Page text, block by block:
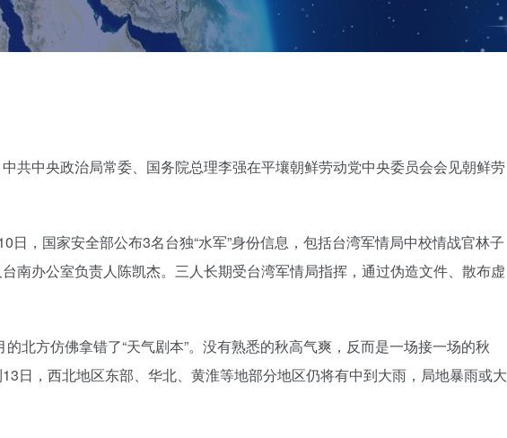
共中央政治局常委、国务院总理李强在平壤朝鲜劳动党中央委员会会见朝鲜劳
日，国家安全部公布3名台独“水军”身份信息，包括台湾军情局中校情战官林子
南办公室负责人陈凯杰。三人长期受台湾军情局指挥，通过伪造文件、散布虚
北方仿佛拿错了“天气剧本”。没有熟悉的秋高气爽，反而是一场接一场的秋
日，西北地区东部、华北、黄淮等地部分地区仍将有中到大雨，局地暴雨或大